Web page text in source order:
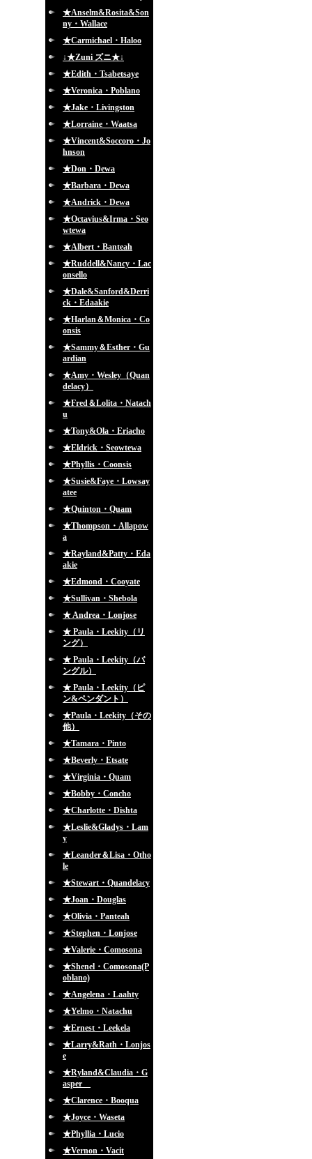
★Anselm&Rosita&Son
ny・Wallace
★Carmichael・Haloo
↓★Zuni ズニ★↓
★Edith・Tsabetsaye
★Veronica・Poblano
★Jake・Livingston
★Lorraine・Waatsa
★Vincent&Soccoro・Jo
hnson
★Don・Dewa
★Barbara・Dewa
★Andrick・Dewa
★Octavius&Irma・Seo
wtewa
★Albert・Banteah
★Ruddell&Nancy・Lac
onsello
★Dale&Sanford&Derri
ck・Edaakie
★Harlan＆Monica・Co
onsis
★Sammy＆Esther・Gu
ardian
★Amy・Wesley（Quan
delacy）
★Fred＆Lolita・Natach
u
★Tony&Ola・Eriacho
★Eldrick・Seowtewa
★Phyllis・Coonsis
★Susie&Faye・Lowsay
atee
★Quinton・Quam
★Thompson・Allapow
a
★Rayland&Patty・Eda
akie
★Edmond・Cooyate
★Sullivan・Shebola
★ Andrea・Lonjose
★ Paula・Leekity（リ
ング）
★ Paula・Leekity（バ
ングル）
★ Paula・Leekity（ピ
ン&ペンダント）
★Paula・Leekity（その
他）
★Tamara・Pinto
★Beverly・Etsate
★Virginia・Quam
★Bobby・Concho
★Charlotte・Dishta
★Leslie&Gladys・Lam
y
★Leander＆Lisa・Otho
le
★Stewart・Quandelacy
★Joan・Douglas
★Olivia・Panteah
★Stephen・Lonjose
★Valerie・Comosona
★Shenel・Comosona(P
oblano)
★Angelena・Laahty
★Yelmo・Natachu
★Ernest・Leekela
★Larry&Rath・Lonjos
e
★Ryland&Claudia・G
asper
★Clarence・Booqua
★Joyce・Waseta
★Phyllia・Lucio
★Vernon・Vacit